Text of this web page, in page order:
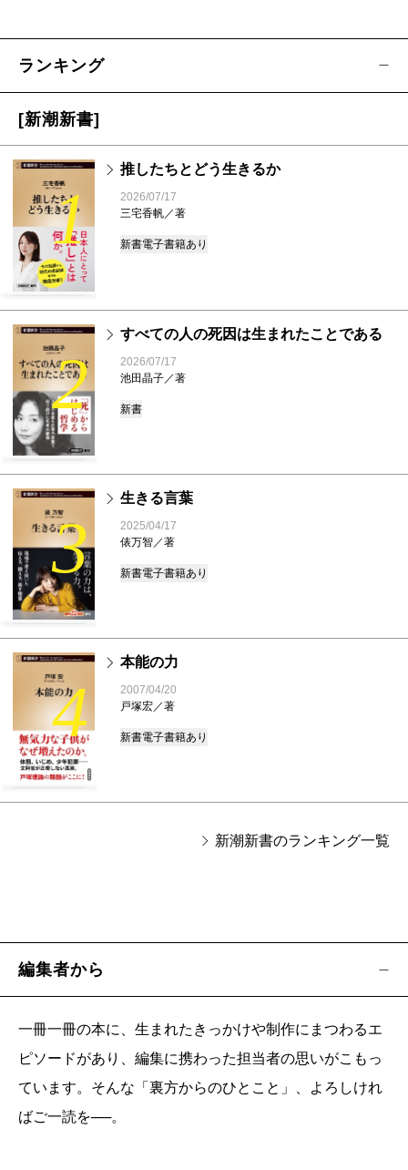
ランキング
[新潮新書]
1
推したちとどう生きるか
2026/07/17
三宅香帆／著
新書電子書籍あり
2
すべての人の死因は生まれたことである
2026/07/17
池田晶子／著
新書
3
生きる言葉
2025/04/17
俵万智／著
新書電子書籍あり
4
本能の力
2007/04/20
戸塚宏／著
新書電子書籍あり
新潮新書のランキング一覧
編集者から
一冊一冊の本に、生まれたきっかけや制作にまつわるエ
ピソードがあり、編集に携わった担当者の思いがこもっ
ています。そんな「裏方からのひとこと」、よろしけれ
ばご一読を──。